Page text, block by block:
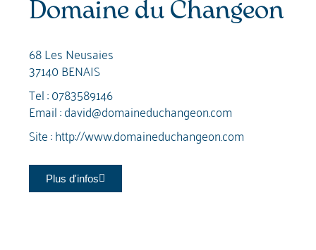
Domaine du Changeon
68 Les Neusaies
37140 BENAIS
Tel :0783589146
Email :david@domaineduchangeon.com
Site :http://www.domaineduchangeon.com
Plus d'infos